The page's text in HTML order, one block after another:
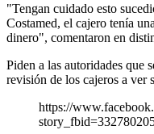
"Tengan cuidado esto
Costamed, el cajero tenía
dinero", comentaron en
Piden a las autoridades que
revisión de los cajeros a ver
https://